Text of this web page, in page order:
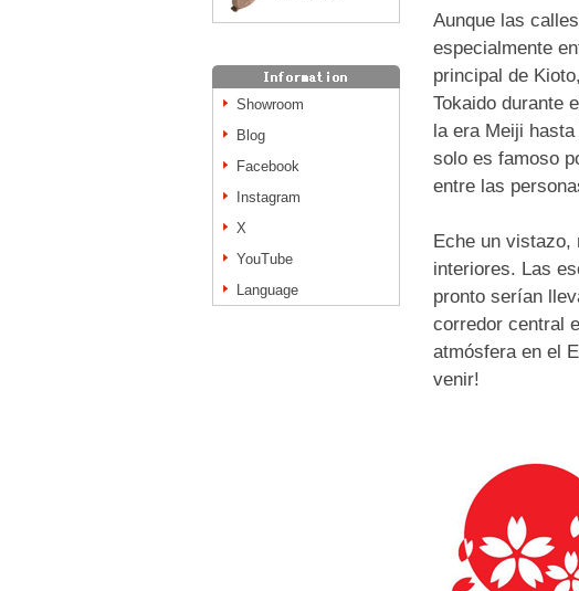
Showroom
Blog
Facebook
Instagram
X
YouTube
Language
Aunque las
especialmente
principal de
Tokaido durante
la era Meiji
solo es famoso
entre las
Eche un vistazo,
interiores. Las
pronto serían
corredor central
atmósfera en el
venir!